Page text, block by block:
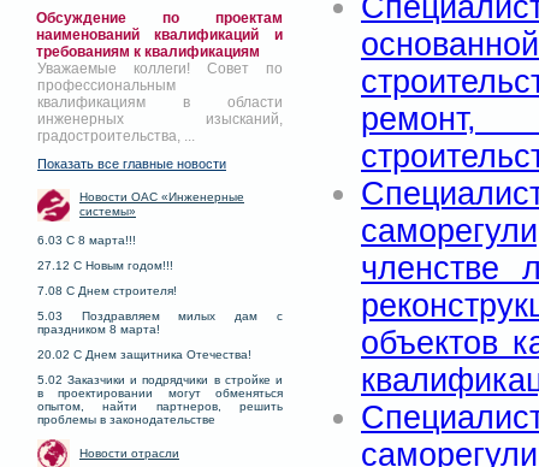
Обсуждение по проектам
наименований квалификаций и
требованиям к квалификациям
Уважаемые коллеги! Совет по
профессиональным
квалификациям в области
инженерных изысканий,
градостроительства, ...
Показать все главные новости
Новости ОАС «Инженерные
системы»
6.03 С 8 марта!!!
27.12 С Новым годом!!!
7.08 С Днем строителя!
5.03 Поздравляем милых дам с
праздником 8 марта!
20.02 С Днем защитника Отечества!
5.02 Заказчики и подрядчики в стройке и
в проектировании могут обменяться
опытом, найти партнеров, решить
проблемы в законодательстве
Новости отрасли
ремонт,
членстве
объектов